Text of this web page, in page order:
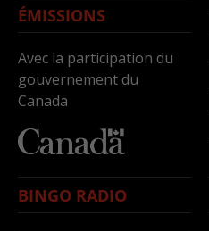
ÉMISSIONS
Avec la participation du
gouvernement du
Canada
BINGO RADIO